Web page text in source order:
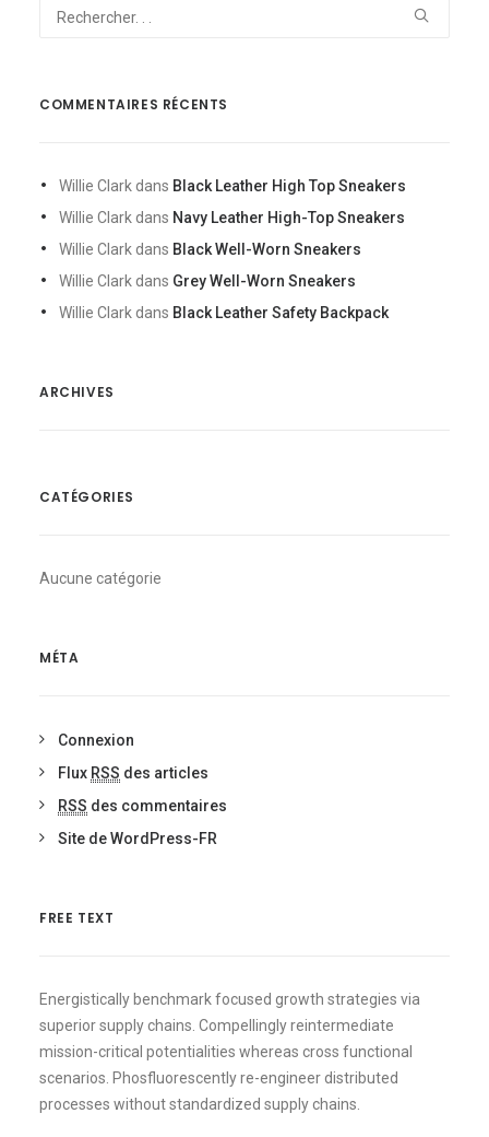
COMMENTAIRES RÉCENTS
Willie Clark dans Black Leather High Top Sneakers
Willie Clark dans Navy Leather High-Top Sneakers
Willie Clark dans Black Well-Worn Sneakers
Willie Clark dans Grey Well-Worn Sneakers
Willie Clark dans Black Leather Safety Backpack
ARCHIVES
CATÉGORIES
Aucune catégorie
MÉTA
Connexion
Flux RSS des articles
RSS des commentaires
Site de WordPress-FR
FREE TEXT
Energistically benchmark focused growth strategies via
superior supply chains. Compellingly reintermediate
mission-critical potentialities whereas cross functional
scenarios. Phosfluorescently re-engineer distributed
processes without standardized supply chains.